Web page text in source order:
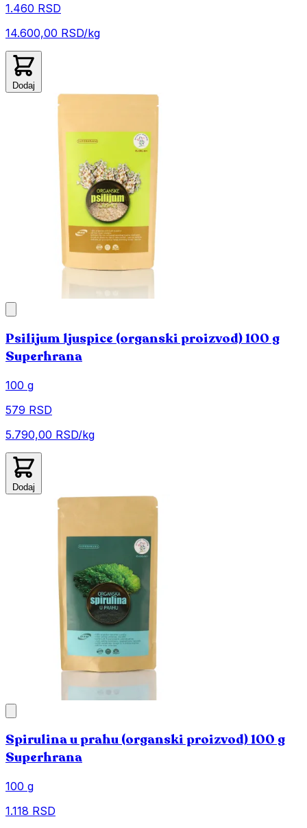
1.460 RSD
14.600,00 RSD/kg
Dodaj
Psilijum ljuspice (organski proizvod) 100 g
Superhrana
100 g
579 RSD
5.790,00 RSD/kg
Dodaj
Spirulina u prahu (organski proizvod) 100 g
Superhrana
100 g
1.118 RSD